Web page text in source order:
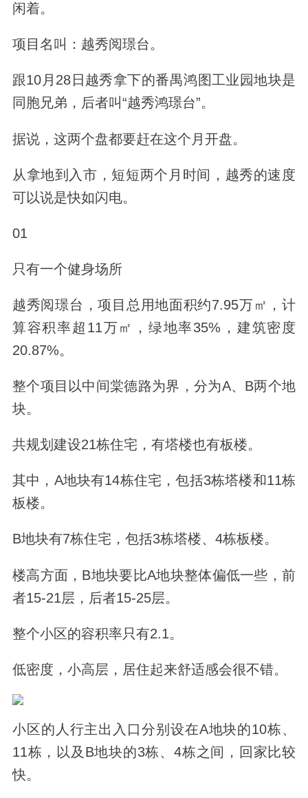
闲着。
项目名叫： 越秀阅璟台。
跟10月28日越秀拿下的番禺鸿图工业园地块是
同胞兄弟，后者叫“越秀鸿璟台”。
据说，这两个盘都要赶在这个月开盘。
从拿地到入市，短短两个月时间，越秀的速度
可以说是快如闪电。
01
只有一个健身场所
越秀阅璟台，项目总用地面积约7.95万㎡，计
算容积率超11万㎡，绿地率35%，建筑密度
20.87%。
整个项目以中间棠德路为界，分为A、B两个地
块。
共规划建设21栋住宅，有塔楼也有板楼。
其中，A地块有14栋住宅，包括3栋塔楼和11栋
板楼。
B地块有7栋住宅，包括3栋塔楼、4栋板楼。
楼高方面，B地块要比A地块整体偏低一些，前
者15-21层，后者15-25层。
整个小区的容积率只有2.1。
低密度，小高层，居住起来舒适感会很不错。
小区的人行主出入口分别设在A地块的10栋、
11栋，以及B地块的3栋、4栋之间，回家比较
快。